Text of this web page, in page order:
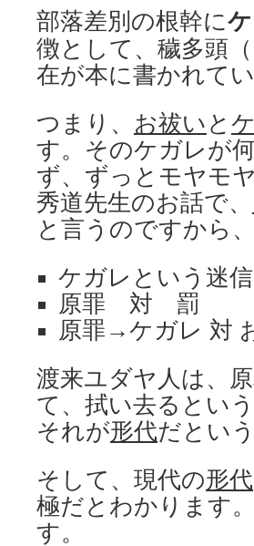
部落差別の根幹に
徴として、穢多頭
在が本に書かれて
つまり、 お祓い と
す。そのケガレが
ず、ずっとモヤモ
秀道先生のお話で、
と言うのですから
ケガレという迷
原罪 対 罰
原罪→ケガレ 対
渡来ユダヤ人は、
て、拭い去るとい
それが形代だとい
そして、現代の形代
極だとわかります
す。